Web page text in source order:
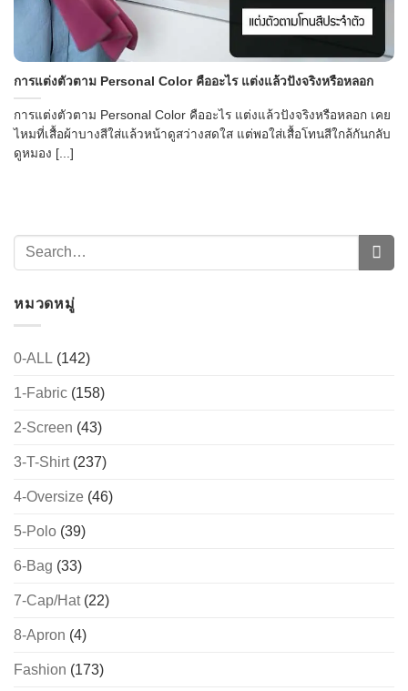
การแต่งตัวตาม Personal Color คืออะไร แต่งแล้วปังจริงหรือหลอก
การแต่งตัวตาม Personal Color คืออะไร แต่งแล้วปังจริงหรือหลอก เคย
ไหมที่เสื้อผ้าบางสีใส่แล้วหน้าดูสว่างสดใส แต่พอใส่เสื้อโทนสีใกล้กันกลับ
ดูหมอง [...]
หมวดหมู่
0-ALL (142)
1-Fabric (158)
2-Screen (43)
3-T-Shirt(237)
4-Oversize (46)
5-Polo (39)
6-Bag (33)
7-Cap/Hat(22)
8-Apron (4)
Fashion (173)